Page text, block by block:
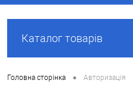
Каталог товарів
Головна сторінка • Авторизація